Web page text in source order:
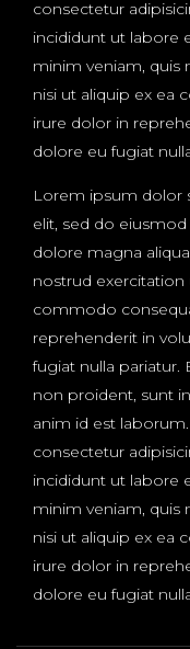
consectetur
incididunt ut labore
minim veniam, quis
nisi ut aliquip ex ea
irure dolor in
dolore eu fugiat
Lorem ipsum dolor
elit, sed do
dolore magna
nostrud exercitation
commodo
reprehenderit in
fugiat nulla pariatur.
non proident, sunt
anim id est
consectetur
incididunt ut labore
minim veniam, quis
nisi ut aliquip ex ea
irure dolor in
dolore eu fugiat